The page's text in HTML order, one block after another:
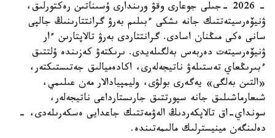
- 2026 -جىلى جوعارى وقۋ ورىندارى ۇسىناتىن رەكتورلىق،
ۋنيۆەرسيتەتتىك جانە ىشكى ءبىلىم بەرۋ گرانتتارىنىڭ جالپى
سانى ەكى مىڭنان اسادى. گرانتتاردى بەرۋ تالاپتارىن ءار
ۋنيۆەرسيتەت دەربەس بەلگىلەيدى. ىرىكتەۋ كەزىندە ۇلتتىق
ءبىرىڭعاي تەستىلەۋ ناتيجەلەرى، اكادەميالىق جەتىستىكتەر،
«التىن بەلگى» يەگەرى بولۋى، وليمپيادالار مەن عىلىمي،
شىعارماشىلىق جانە سپورتتىق جارىستارداعى ناتيجەلەر،
سونداي-اق تالاپكەردىڭ الەۋمەتتىك جاعدايى ەسكەرىلەدى، -
دەلىنگەن مينيسترلىك مالىمەتىندە.